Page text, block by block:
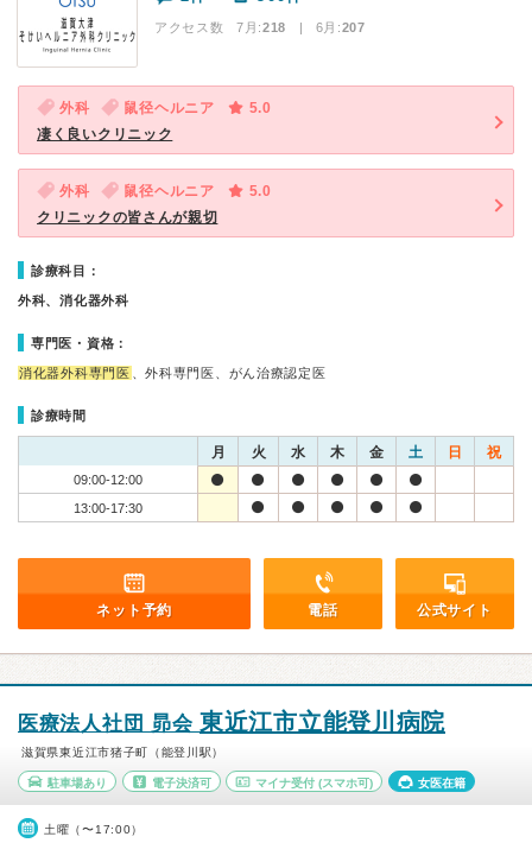
アクセス数 7月:218 | 6月:207
外科 鼠径ヘルニア
5.0
凄く良いクリニック
外科 鼠径ヘルニア
5.0
クリニックの皆さんが親切
診療科目：
外科、消化器外科
専門医・資格：
消化器外科専門医 、外科専門医、がん治療認定医
診療時間
月 火 水 木 金 土 日 祝
09:00-12:00
13:00-17:30
ネット予約 電話 公式サイト
医療法人社団 昴会 東近江市立能登川病院
滋賀県東近江市猪子町（能登川駅）
駐車場あり 電子決済可 マイナ受付 (スマホ可) 女医在籍
土曜（〜17:00）